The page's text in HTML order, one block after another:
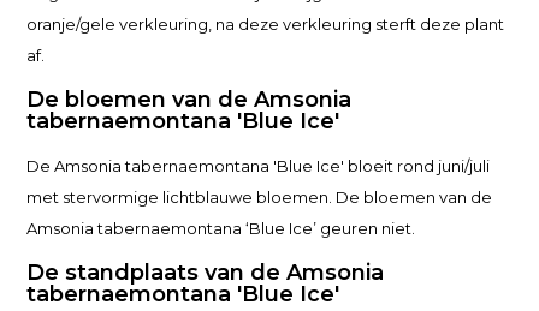
oranje/gele verkleuring, na deze verkleuring sterft deze plant
af.
De bloemen van de Amsonia
tabernaemontana 'Blue Ice'
De Amsonia tabernaemontana 'Blue Ice' bloeit rond juni/juli
met stervormige lichtblauwe bloemen. De bloemen van de
Amsonia tabernaemontana ‘Blue Ice’ geuren niet.
De standplaats van de Amsonia
tabernaemontana 'Blue Ice'